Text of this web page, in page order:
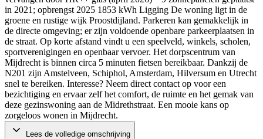
in 2021; opbrengst 2025 1853 kWh Ligging De woning ligt in de
groene en rustige wijk Proostdijland. Parkeren kan gemakkelijk in
de directe omgeving; er zijn voldoende openbare parkeerplaatsen in
de straat. Op korte afstand vindt u een speelveld, winkels, scholen,
sportverenigingen en openbaar vervoer. Het dorpscentrum van
Mijdrecht is binnen circa 5 minuten fietsen bereikbaar. Dankzij de
N201 zijn Amstelveen, Schiphol, Amsterdam, Hilversum en Utrecht
snel te bereiken. Interesse? Neem direct contact op voor een
bezichtiging en ervaar zelf het comfort, de ruimte en het gemak van
deze gezinswoning aan de Midrethstraat. Een mooie kans op
zorgeloos wonen in Mijdrecht.
Lees de volledige omschrijving